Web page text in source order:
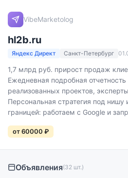
VibeMarketolog
hl2b.ru
Яндекс Директ Санкт-Петербург
1,7 млрд руб. прирост продаж
Ежедневная подробная
реализованных проектов,
Персональная стратегия под
границей: работаем с Google и
от 60000 ₽
Объявления(32 шт.)